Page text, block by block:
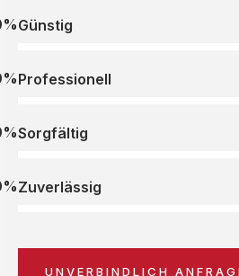
Günstig
Professionell
Sorgfältig
Zuverlässig
UNVERBINDLICH